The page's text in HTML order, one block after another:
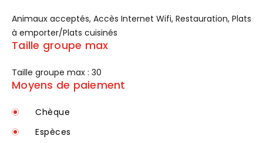
Animaux acceptés, Accès Internet Wifi, Restauration, Plats
à emporter/Plats cuisinés
Taille groupe max
Taille groupe max : 30
Moyens de paiement
Chèque
Espèces